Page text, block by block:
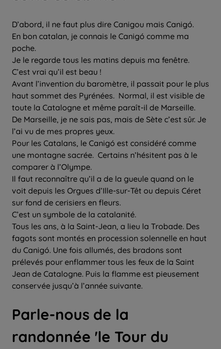
D’abord, il ne faut plus dire Canigou mais Canigó.
En bon catalan, je connais le Canigó comme ma
poche.
Je le regarde tous les matins depuis ma fenêtre.
C’est vrai qu’il est beau !
Avant l’invention du baromètre, il passait pour le plus
haut sommet des Pyrénées. Normal, il est visible de
toute la Catalogne et même paraît-il de Marseille.
De Marseille, je ne sais pas, mais de Sète c’est sûr. Je
l’ai vu de mes propres yeux.
Pour les Catalans, le Canigó est considéré comme
une montagne sacrée. Certains n’hésitent pas à le
comparer à l’Olympe.
Il faut reconnaître qu’il a de la gueule quand on le
voit depuis les Orgues d’Ille-sur-Têt ou depuis Céret
sur fond de cerisiers en fleurs.
C’est un symbole de la catalanité.
Tous les ans, à la Saint-Jean, a lieu la Trobade. Des
fagots sont montés en procession solennelle en haut
du Canigó. Une fois allumés, des bradons sont
prélevés pour enflammer tous les feux de la Saint
Jean de Catalogne. Puis la flamme est pieusement
conservée jusqu’à l’année suivante.
Parle-nous de la
randonnée 'le Tour du